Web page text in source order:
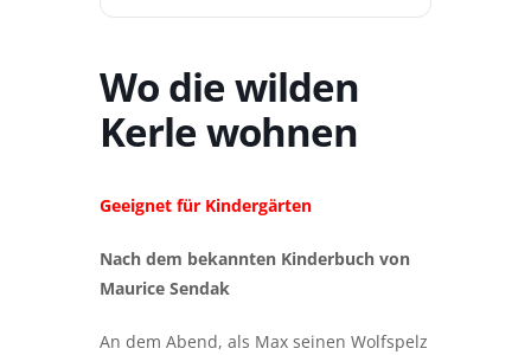
Wo die wilden
Kerle wohnen
Geeignet für Kindergärten
Nach dem bekannten Kinderbuch von
Maurice Sendak
An dem Abend, als Max seinen Wolfspelz